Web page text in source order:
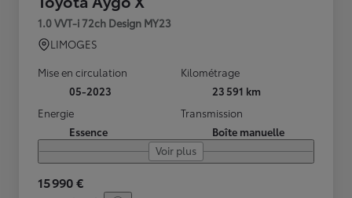
1.0 VVT-i 72ch Design MY23
LIMOGES
Mise en circulation
05-2023
Kilométrage
23 591 km
Energie
Essence
Transmission
Boîte manuelle
Voir plus
15 990 €